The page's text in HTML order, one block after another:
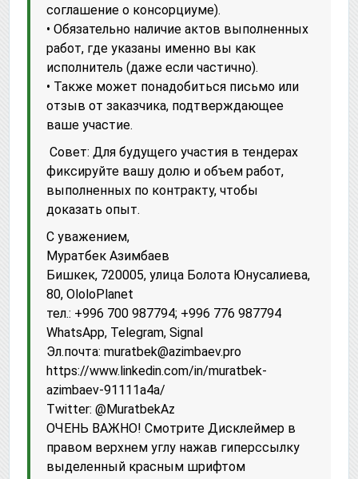
соглашение о консорциуме).
• Обязательно наличие актов выполненных
работ, где указаны именно вы как
исполнитель (даже если частично).
• Также может понадобиться письмо или
отзыв от заказчика, подтверждающее
ваше участие.
Совет: Для будущего участия в тендерах
фиксируйте вашу долю и объем работ,
выполненных по контракту, чтобы
доказать опыт.
С уважением,
Муратбек Азимбаев
Бишкек, 720005, улица Болота Юнусалиева,
80, OloloPlanet
тел.: +996 700 987794; +996 776 987794
WhatsApp, Telegram, Signal
Эл.почта: muratbek@azimbaev.pro
httрs://www.linkedin.com/in/muratbek-
azimbaev-91111a4a/
Twitter: @MuratbekAz
ОЧЕНЬ ВАЖНО! Смотрите Дисклеймер в
правом верхнем углу нажав гиперссылку
выделенный красным шрифтом